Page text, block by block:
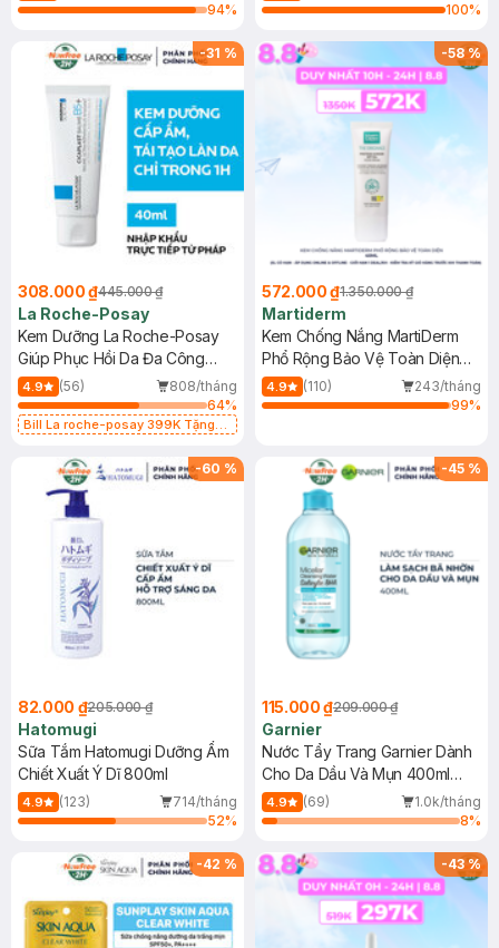
94%
100%
-31 %
308.000 ₫445.000 ₫
La Roche-Posay
Kem Dưỡng La Roche-Posay
Giúp Phục Hồi Da Đa Công
Dụng 40ml
4.9 (56)
808/tháng
64%
Bill La roche-posay 399K Tặng
(SL có hạn)
-58%
572.000 ₫1.350.000 ₫
Martiderm
Kem Chống Nắng MartiDerm
Phổ Rộng Bảo Vệ Toàn Diện
40ml
4.9 (110)
243/tháng
99%
-60 %
82.000 ₫205.000 ₫
Hatomugi
Sữa Tắm Hatomugi Dưỡng Ẩm
Chiết Xuất Ý Dĩ 800ml
4.9 (123)
714/tháng
52%
-45 %
115.000 ₫209.000 ₫
Garnier
Nước Tẩy Trang Garnier Dành
Cho Da Dầu Và Mụn 400ml
(Mới)
4.9 (69)
1.0k/tháng
8%
-42 % -43%